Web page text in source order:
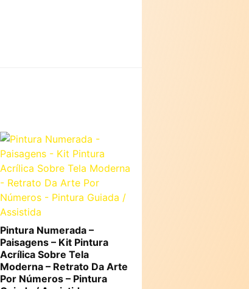
Pintura Numerada –
Paisagens – Kit Pintura
Acrílica Sobre Tela
Moderna – Retrato Da Arte
Por Números – Pintura